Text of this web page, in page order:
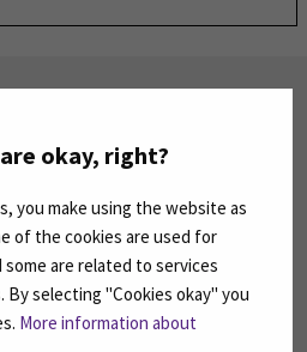
okay, right?
you make using the website as
of the cookies are used for
are related to services
selecting "Cookies okay" you
More information about
SEAMKin
(AVAUTUU